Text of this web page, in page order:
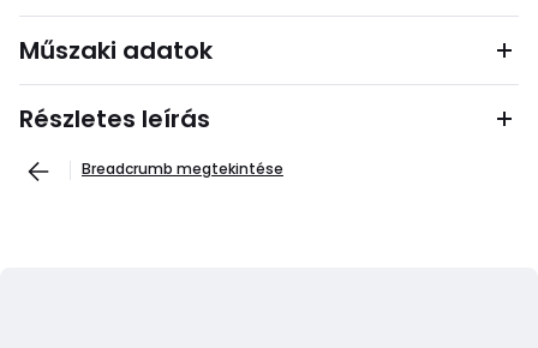
Műszaki adatok
Részletes leírás
Breadcrumb megtekintése